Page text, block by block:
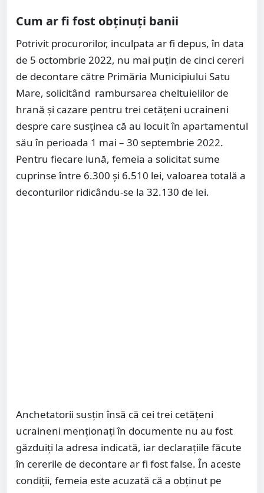
Cum ar fi fost obținuți banii
Potrivit procurorilor, inculpata ar fi depus, în data
de 5 octombrie 2022, nu mai puțin de cinci cereri
de decontare către Primăria Municipiului Satu
Mare, solicitând rambursarea cheltuielilor de
hrană și cazare pentru trei cetățeni ucraineni
despre care susținea că au locuit în apartamentul
său în perioada 1 mai – 30 septembrie 2022.
Pentru fiecare lună, femeia a solicitat sume
cuprinse între 6.300 și 6.510 lei, valoarea totală a
deconturilor ridicându-se la 32.130 de lei.
Anchetatorii susțin însă că cei trei cetățeni
ucraineni menționați în documente nu au fost
găzduiți la adresa indicată, iar declarațiile făcute
în cererile de decontare ar fi fost false. În aceste
condiții, femeia este acuzată că a obținut pe